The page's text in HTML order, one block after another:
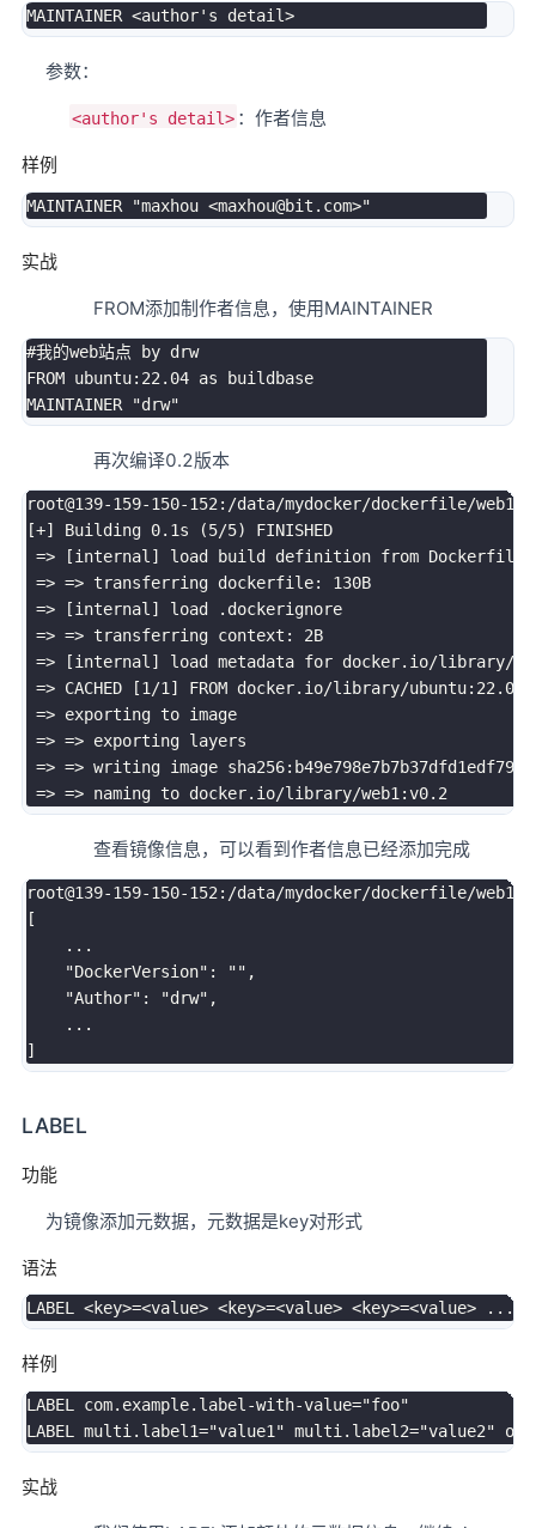
MAINTAINER <author's detail>
参数：
<author's detail> ：作者信息
样例
MAINTAINER "maxhou <maxhou@bit.com>"
实战
FROM添加制作者信息，使用MAINTAINER
#我的web站点 by drw
FROM ubuntu:22.04 as buildbase
MAINTAINER
"drw"
再次编译0.2版本
root@139-159-150-152:/data/mydocker/dockerfile/web1
[+] Building 0.1s (5/5)
FINISHED
=> [internal ]
load build definition from Dockerfile
=> => transferring dockerfile: 130B
=> [internal ]
load .dockerignore
=> => transferring context: 2B
=> [internal ] load metadata for docker.io/library/
=> CACHED [1 /1 ]
FROM docker.io/library/ubuntu:22.04
=> exporting to image
=> => exporting layers
=> => writing image
=> =>
查看镜像信息，可以看到作者信息已经添加完成
root@139-159-150-152:/data/mydocker/dockerfile/web1
[
.. .
"DockerVersion" : "" ,
"Author" : "drw" ,
..
]
LABEL
功能
为镜像添加元数据，元数据是key对形式
语法
LABEL <key>=<value> <key>=<value> <key>=<value> ..
样例
LABEL com.example.label-with-value="foo"
LABEL multi.label1="value1" multi.label2="value2"
实战